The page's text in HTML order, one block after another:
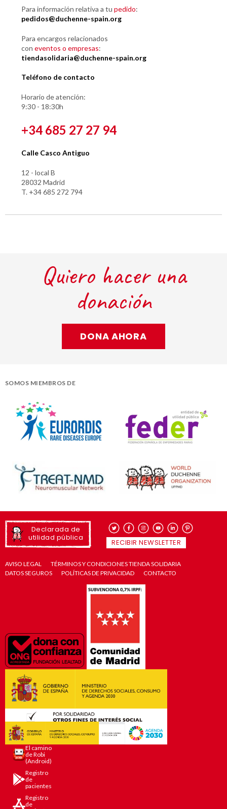
Para información relativa a tu pedido:
pedidos@duchenne-spain.org
Para encargos relacionados
con eventos o empresas:
tiendasolidaria@duchenne-spain.org
Teléfono de contacto
Horario de atención:
9:30 - 18:30h
+34 685 27 27 94
Calle Casco Antiguo
12 - local B
28032 Madrid
T. +34 685 272 794
Quiero hacer una
donación
DONA AHORA
SOMOS MIEMBROS DE
Declarada de
utilidad pública
RECIBIR NEWSLETTER
AVISO LEGAL
TÉRMINOS Y CONDICIONES TIENDA SOLIDARIA
DATOS SEGUROS
POLÍTICAS DE PRIVACIDAD CONTACTO
El camino
de Robi
(Android)
Registro
de
pacientes
Registro
de